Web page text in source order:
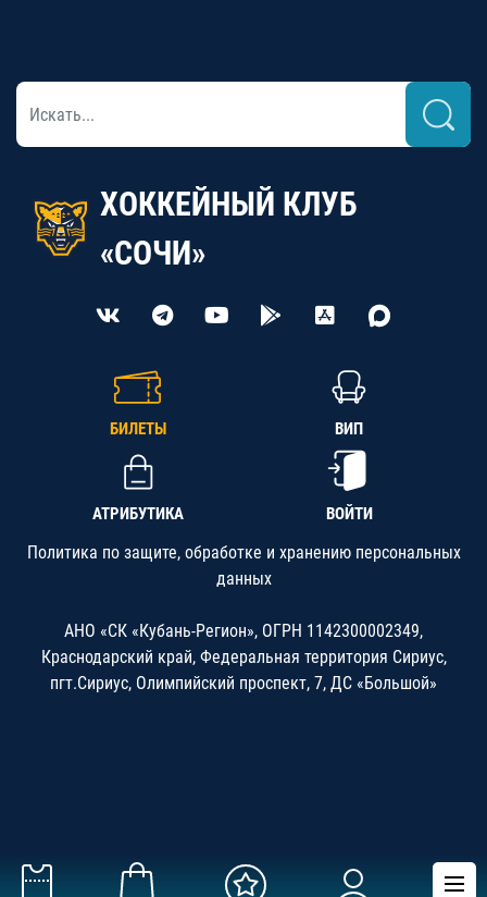
ХОККЕЙНЫЙ КЛУБ
«СОЧИ»
БИЛЕТЫ ВИП
АТРИБУТИКА ВОЙТИ
Политика по защите, обработке и хранению персональных
данных
АНО «СК «Кубань-Регион», ОГРН 1142300002349,
Краснодарский край, Федеральная территория Сириус,
пгт.Сириус, Олимпийский проспект, 7, ДС «Большой»